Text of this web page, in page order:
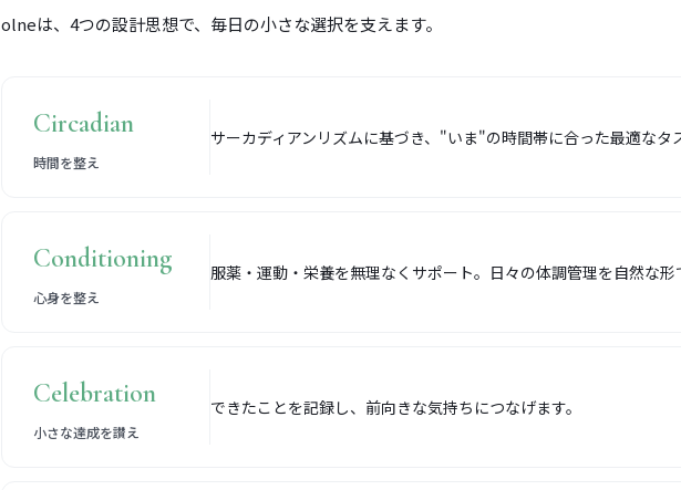
olneは、4つの設計思想で、毎日の小さな選択を支えます。
Circadian
時間を整え
サーカディアンリズムに基づき、"いま"の時間帯に合った最適なタ
Conditioning
心身を整え
服薬・運動・栄養を無理なくサポート。日々の体調管理を自然な形
Celebration
小さな達成を讃え
できたことを記録し、前向きな気持ちにつなげます。